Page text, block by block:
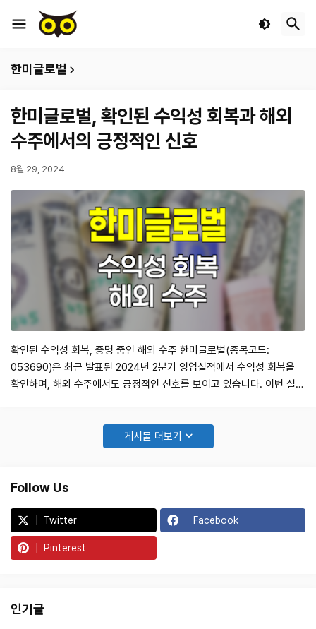
한미글로벌
한미글로벌, 확인된 수익성 회복과 해외
수주에서의 긍정적인 신호
8월 29, 2024
확인된 수익성 회복, 증명 중인 해외 수주 한미글로벌(종목코드:
053690)은 최근 발표된 2024년 2분기 영업실적에서 수익성 회복을
확인하며, 해외 수주에서도 긍정적인 신호를 보이고 있습니다. 이번 실적
다. 자회사인 한미E&C의 시공 부문에서 매출이 감소했으나, CM 매출
게시물 더보기
Follow Us
Twitter Facebook
Pinterest
인기글